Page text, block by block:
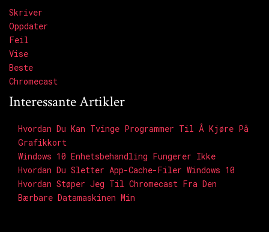
Skriver
Oppdater
Feil
Vise
Beste
Chromecast
Interessante Artikler
Hvordan Du Kan Tvinge Programmer Til Å Kjøre På
Grafikkort
Windows 10 Enhetsbehandling Fungerer Ikke
Hvordan Du Sletter App-Cache-Filer Windows 10
Hvordan Støper Jeg Til Chromecast Fra Den
Bærbare Datamaskinen Min